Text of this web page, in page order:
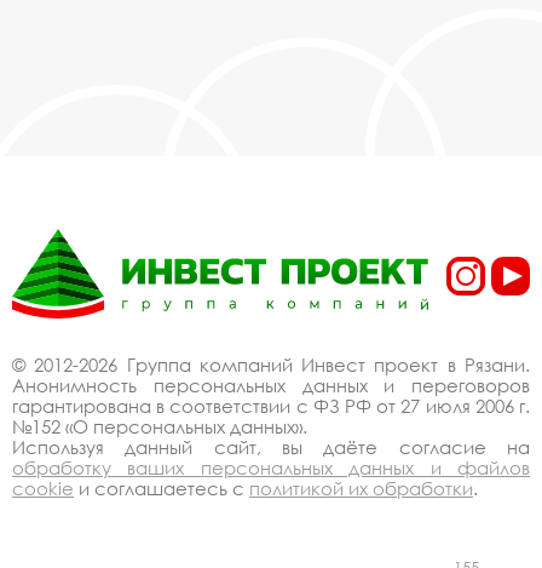
© 2012-2026 Группа компаний Инвест проект в Рязани.
Анонимность персональных данных и переговоров
гарантирована в соответствии с ФЗ РФ от 27 июля 2006 г.
№152 «О персональных данных».
Используя данный сайт, вы даёте согласие на
обработку ваших персональных данных и файлов
cookie и соглашаетесь с политикой их обработки.